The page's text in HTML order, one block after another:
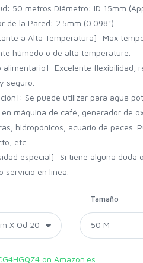
50 metros Diámetro: ID 15mm
de la Pared: 2.5mm (0.098")
a Alta Temperatura]: Max
húmedo o de alta temperature.
alimentario]: Excelente flexibilidad,
seguro.
Se puede utilizar para agua
en máquina de café, generador de
hidropónicos, acuario de peces.
etc.
especial]: Si tiene alguna duda
servicio en línea.
Tamaño
on Amazon.es